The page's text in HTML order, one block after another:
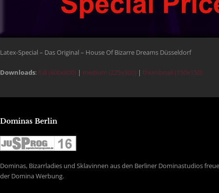
Latex-Special – Das Original – House Of Bizarre Dreams Düsseldorf
Downloads:full (600x800) | medium (225x300) | thumbnail (150x150)
Dominas Berlin
Dominas, Bizarrladies und Sklavinnen aus den Berliner Dominastudios
der Domina Werbung.